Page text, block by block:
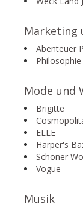
Marketing
Abenteuer
Mode und
Brigitte
ELLE
Harper's
Schöner
Vogue
Musik